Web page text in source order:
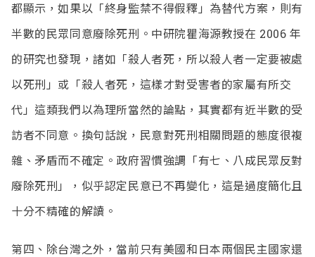
都顯示，如果以「終身監禁不得假釋」為替代方案，則有
半數的民眾同意廢除死刑。中研院瞿海源教授在 2006 年
的研究也發現，諸如「殺人者死，所以殺人者一定要被處
以死刑」或「殺人者死，這樣才對受害者的家屬有所交
代」這類我們以為理所當然的論點，其實都有近半數的受
訪者不同意。換句話說，民意對死刑相關問題的態度很複
雜、矛盾而不確定。政府習慣強調「有七、八成民眾反對
廢除死刑」，似乎認定民意已不再變化，這是過度簡化且
十分不精確的解讀。
第四、除台灣之外，當前只有美國和日本兩個民主國家還